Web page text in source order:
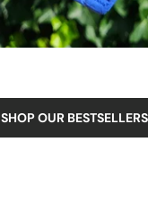
SHOP OUR BESTSELLERS